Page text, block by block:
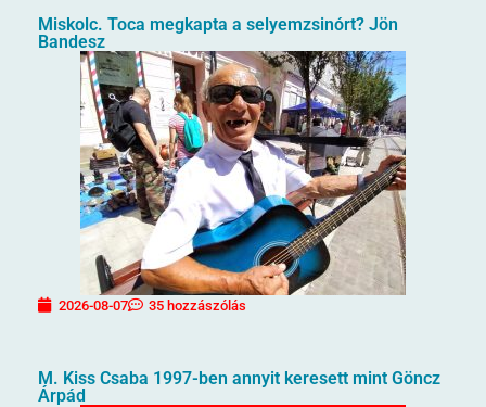
Miskolc. Toca megkapta a selyemzsinórt? Jön
Bandesz
2026-08-07 35 hozzászólás
M. Kiss Csaba 1997-ben annyit keresett mint Göncz
Árpád